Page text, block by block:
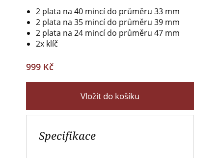
2 plata na 40 mincí do průměru 33 mm
2 plata na 35 mincí do průměru 39 mm
2 plata na 24 mincí do průměru 47 mm
2x klíč
999 Kč
Vložit do košíku
Specifikace